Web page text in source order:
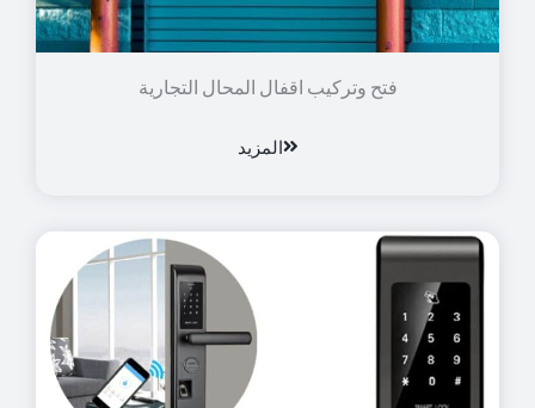
فتح وتركيب اقفال المحال التجارية
المزيد